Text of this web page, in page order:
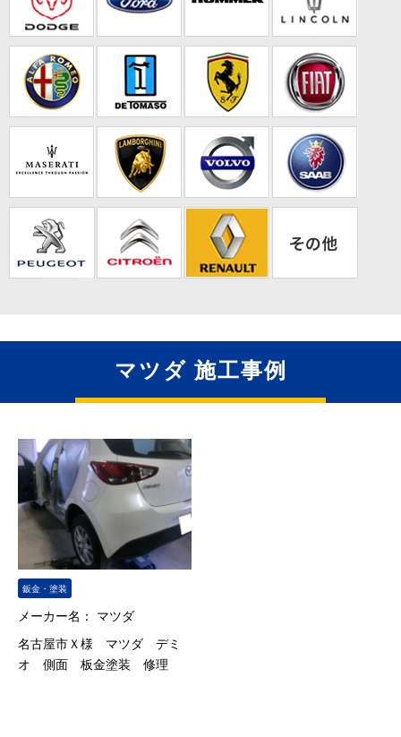
マツダ 施工事例
鈑金・塗装
メーカー名： マツダ
名古屋市Ｘ様 マツダ デミ
オ 側面 板金塗装 修理